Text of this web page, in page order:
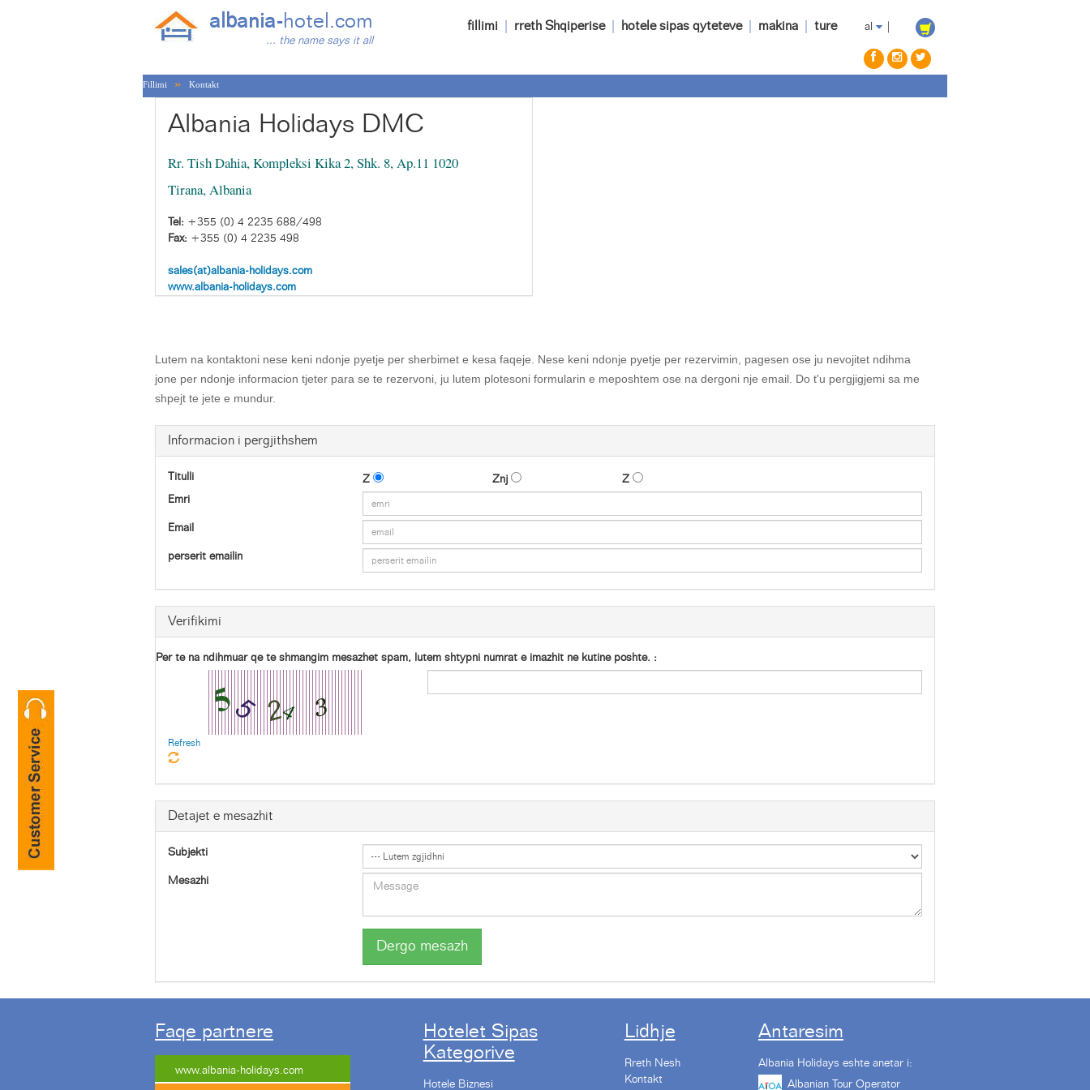
albania-hotel.com
... the name says it all
fillimi rreth Shqiperise hotele sipas qyteteve makina ture al |
Fillimi » Kontakt
Albania Holidays DMC
Rr. Tish Dahia, Kompleksi Kika 2, Shk. 8, Ap.11 1020
Tirana, Albania
Tel: +355 (0) 4 2235 688/498
Fax: +355 (0) 4 2235 498
sales(at)albania-holidays.com
www.albania-holidays.com
Lutem na kontaktoni nese keni ndonje pyetje per sherbimet e kesa faqeje. Nese keni ndonje pyetje per rezervimin, pagesen ose ju nevojitet ndihma
jone per ndonje informacion tjeter para se te rezervoni, ju lutem plotesoni formularin e meposhtem ose na dergoni nje email. Do t'u pergjigjemi sa me
shpejt te jete e mundur.
Informacion i pergjithshem
Titulli Z Znj
Z
Emri
Email
perserit emailin
Verifikimi
Per te na ndihmuar qe te shmangim mesazhet spam, lutem shtypni numrat e imazhit ne kutine poshte. :
Refresh
Detajet e mesazhit
Subjekti
Mesazhi
Dergo mesazh
Faqe partnere
www.albania-holidays.com
Hotelet Sipas
Kategorive
Hotele Biznesi
Lidhje
Rreth Nesh
Kontakt
Antaresim
Albania Holidays eshte anetar i:
Albanian Tour Operator